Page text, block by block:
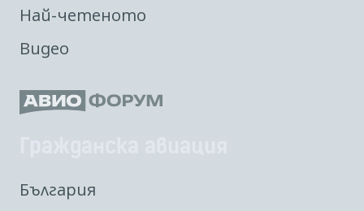
Най-четеното
Видео
България